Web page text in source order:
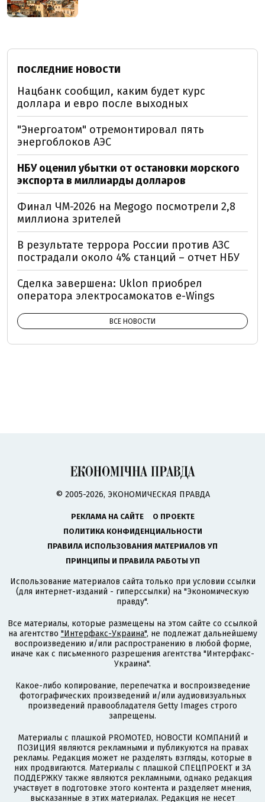
ПОСЛЕДНИЕ НОВОСТИ
Нацбанк сообщил, каким будет курс
доллара и евро после выходных
"Энергоатом" отремонтировал пять
энергоблоков АЭС
НБУ оценил убытки от остановки морского
экспорта в миллиарды долларов
Финал ЧМ-2026 на Megogo посмотрели 2,8
миллиона зрителей
В результате террора России против АЗС
пострадали около 4% станций – отчет НБУ
Сделка завершена: Uklon приобрел
оператора электросамокатов e-Wings
ВСЕ НОВОСТИ
© 2005-2026, ЭКОНОМИЧЕСКАЯ ПРАВДА
РЕКЛАМА НА САЙТЕ
О ПРОЕКТЕ
ПОЛИТИКА КОНФИДЕНЦИАЛЬНОСТИ
ПРАВИЛА ИСПОЛЬЗОВАНИЯ МАТЕРИАЛОВ УП
ПРИНЦИПЫ И ПРАВИЛА РАБОТЫ УП
Использование материалов сайта только при условии ссылки
(для интернет-изданий - гиперссылки) на "Экономическую
правду".
Все материалы, которые размещены на этом сайте со ссылкой
на агентство "Интерфакс-Украина", не подлежат дальнейшему
воспроизведению и/или распространению в любой форме,
иначе как с письменного разрешения агентства "Интерфакс-
Украина".
Какое-либо копирование, перепечатка и воспроизведение
фотографических произведений и/или аудиовизуальных
произведений правообладателя Getty Images строго
запрещены.
Материалы с плашкой PROMOTED, НОВОСТИ КОМПАНИЙ и
ПОЗИЦИЯ являются рекламными и публикуются на правах
рекламы. Редакция может не разделять взгляды, которые в
них продвигаются. Материалы с плашкой СПЕЦПРОЕКТ и ЗА
ПОДДЕРЖКУ также являются рекламными, однако редакция
участвует в подготовке этого контента и разделяет мнения,
высказанные в этих материалах. Редакция не несет